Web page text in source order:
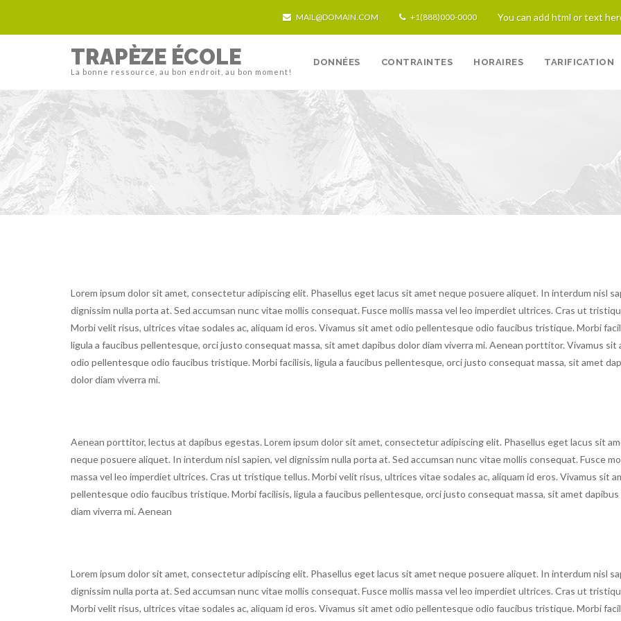
MAIL@DOMAIN.COM +1(888)000-0000 You can add html or text
TRAPÈZE ÉCOLE
La bonne ressource, au bon endroit, au bon moment!
DONNÉES CONTRAINTES HORAIRES TARIFICATION
Lorem ipsum dolor sit amet, consectetur adipiscing elit. Phasellus eget lacus sit amet neque posuere aliquet. In interdum nisl
dignissim nulla porta at. Sed accumsan nunc vitae mollis consequat. Fusce mollis massa vel leo imperdiet ultrices. Cras ut
Morbi velit risus, ultrices vitae sodales ac, aliquam id eros. Vivamus sit amet odio pellentesque odio faucibus tristique. Morbi
ligula a faucibus pellentesque, orci justo consequat massa, sit amet dapibus dolor diam viverra mi. Aenean porttitor. Vivamus sit
odio pellentesque odio faucibus tristique. Morbi facilisis, ligula a faucibus pellentesque, orci justo consequat massa, sit amet
dolor diam viverra mi.
Aenean porttitor, lectus at dapibus egestas. Lorem ipsum dolor sit amet, consectetur adipiscing elit. Phasellus eget lacus sit
neque posuere aliquet. In interdum nisl sapien, vel dignissim nulla porta at. Sed accumsan nunc vitae mollis consequat. Fusce
massa vel leo imperdiet ultrices. Cras ut tristique tellus. Morbi velit risus, ultrices vitae sodales ac, aliquam id eros. Vivamus sit
pellentesque odio faucibus tristique. Morbi facilisis, ligula a faucibus pellentesque, orci justo consequat massa, sit amet
diam viverra mi. Aenean
Lorem ipsum dolor sit amet, consectetur adipiscing elit. Phasellus eget lacus sit amet neque posuere aliquet. In interdum nisl
dignissim nulla porta at. Sed accumsan nunc vitae mollis consequat. Fusce mollis massa vel leo imperdiet ultrices. Cras ut
Morbi velit risus, ultrices vitae sodales ac, aliquam id eros. Vivamus sit amet odio pellentesque odio faucibus tristique. Morbi